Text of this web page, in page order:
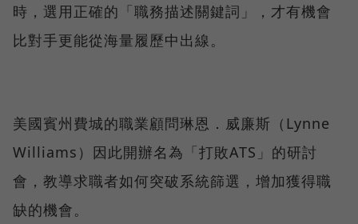
時，選用正確的「職務描述關鍵詞」，才有機會
比對手更能從海量履歷中出線。
美國賓州費城的職業顧問琳恩．威廉斯（Lynne
Williams）因此開辦名為「打敗ATS」的研討
會，教導求職者如何突破系統篩選，增加獲得職
缺的機會。